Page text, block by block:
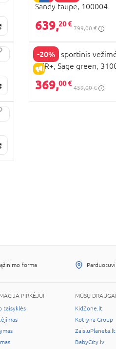
Sandy taupe, 100004
639,20 €
799,00 €
-20%
IŠPARDAVIMAS
JOOLZ sportinis
AER+, Sage green,
369,00 €
459,00 €
forma
PIRKĖJUI
taisyklės
MŪSŲ DRAUGAI
KidZone.lt
Kotryna Group
ZaisluPlaneta.lt
BabyCity.lv